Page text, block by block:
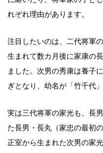
れぞれ理由があります。
注目したいのは、二代将軍
生まれて数カ月後に家康の
ました。次男の秀康は養子
ぎとなり、幼名が「竹千代
実は三代将軍の家光も、長
た長男・長丸（家忠の最初
正室から生まれた次男の家